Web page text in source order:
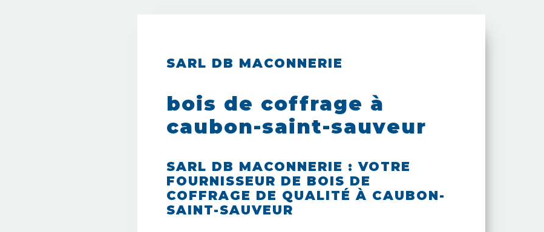
SARL DB MACONNERIE
bois de coffrage à
caubon-saint-sauveur
SARL DB MACONNERIE : VOTRE
FOURNISSEUR DE BOIS DE
COFFRAGE DE QUALITÉ À CAUBON-
SAINT-SAUVEUR